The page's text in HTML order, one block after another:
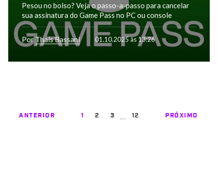
Pesou no bolso? Veja o passo-a-passo para cancelar
sua assinatura do Game Pass no PC ou console
Por Thais Bassani 01.10.2025 às 13:26
ANTERIOR 1 2 3 … 12 PRÓXIMO